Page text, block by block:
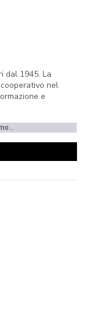
dal 1945. La
nel
e